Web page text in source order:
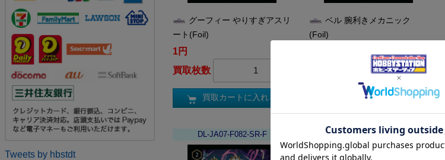
Tweets by hbstdt
グーフィー やりすぎアスリ
ート(Foil)
1円
買取枚数
買取カートに入れる
ベル 腕利きメカニック
(Foil)
買取カートに入れる
DL-JA07-F082-SR-F DL-JA07-F069-SR-F